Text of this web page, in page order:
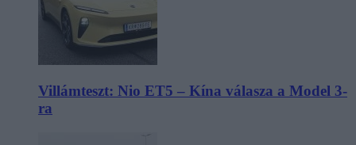
Villámteszt: Nio ET5 – Kína válasza a Model 3-
ra